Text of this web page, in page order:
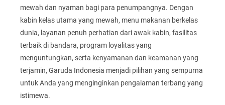
mewah dan nyaman bagi para penumpangnya. Dengan
kabin kelas utama yang mewah, menu makanan berkelas
dunia, layanan penuh perhatian dari awak kabin, fasilitas
terbaik di bandara, program loyalitas yang
menguntungkan, serta kenyamanan dan keamanan yang
terjamin, Garuda Indonesia menjadi pilihan yang sempurna
untuk Anda yang menginginkan pengalaman terbang yang
istimewa.